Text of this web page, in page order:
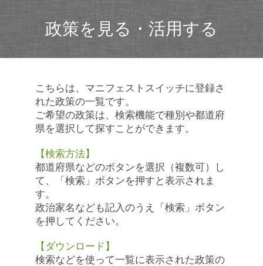
政策を見る・活用する
こちらは、マニフェストスイッチに登録さ
れた政策の一覧です。
ご希望の政策は、検索機能で種別や都道府
県を選択して探すことができます。
【検索方法】
都道府県などのボタンを選択（複数可）し
て、「検索」ボタンを押すと表示されま
す。
政治家名なども記入のうえ「検索」ボタン
を押してください。
【ダウンロード】
検索などを使って一覧に表示された政策の